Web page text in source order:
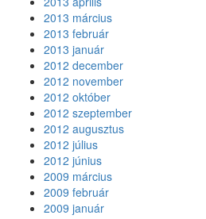
2013 március
2013 február
2013 január
2012 december
2012 november
2012 október
2012 szeptember
2012 augusztus
2012 július
2012 június
2009 március
2009 február
2009 január